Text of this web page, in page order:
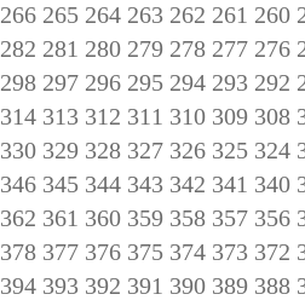
260
261
262
263
264
265
266
276
277
278
279
280
281
282
292
293
294
295
296
297
298
308
309
310
311
312
313
314
324
325
326
327
328
329
330
340
341
342
343
344
345
346
356
357
358
359
360
361
362
372
373
374
375
376
377
378
388
389
390
391
392
393
394